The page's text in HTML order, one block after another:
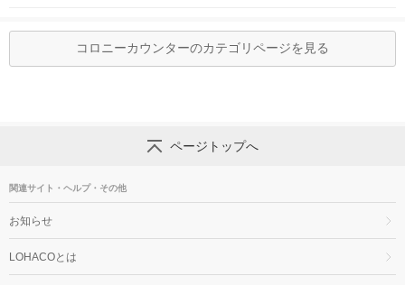
コロニーカウンターのカテゴリページを見る
ページトップへ
関連サイト・ヘルプ・その他
お知らせ
LOHACOとは